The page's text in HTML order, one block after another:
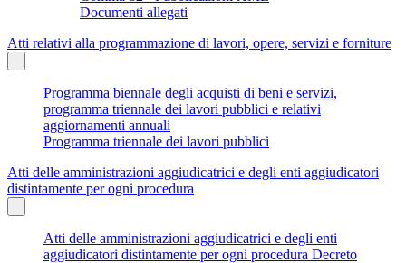
Documenti allegati
Atti relativi alla programmazione di lavori, opere, servizi e forniture
Programma biennale degli acquisti di beni e servizi,
programma triennale dei lavori pubblici e relativi
aggiornamenti annuali
Programma triennale dei lavori pubblici
Atti delle amministrazioni aggiudicatrici e degli enti aggiudicatori
distintamente per ogni procedura
Atti delle amministrazioni aggiudicatrici e degli enti
aggiudicatori distintamente per ogni procedura Decreto